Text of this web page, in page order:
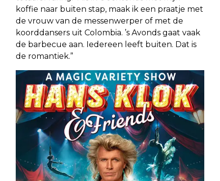
koffie naar buiten stap, maak ik een praatje met
de vrouw van de messenwerper of met de
koorddansers uit Colombia. ’s Avonds gaat vaak
de barbecue aan. Iedereen leeft buiten. Dat is
de romantiek.”